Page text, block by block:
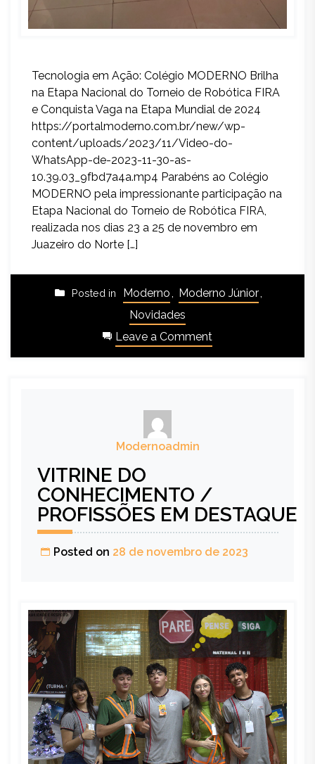
Tecnologia em Ação: Colégio MODERNO Brilha
na Etapa Nacional do Torneio de Robótica FIRA
e Conquista Vaga na Etapa Mundial de 2024
https://portalmoderno.com.br/new/wp-
content/uploads/2023/11/Video-do-
WhatsApp-de-2023-11-30-as-
10.39.03_9fbd7a4a.mp4 Parabéns ao Colégio
MODERNO pela impressionante participação na
Etapa Nacional do Torneio de Robótica FIRA,
realizada nos dias 23 a 25 de novembro em
Juazeiro do Norte […]
Posted in Moderno Moderno Júnior
Novidades
Leave a Comment
Modernoadmin
VITRINE DO
CONHECIMENTO /
PROFISSÕES EM DESTAQUE
Posted on 28 de novembro de 2023